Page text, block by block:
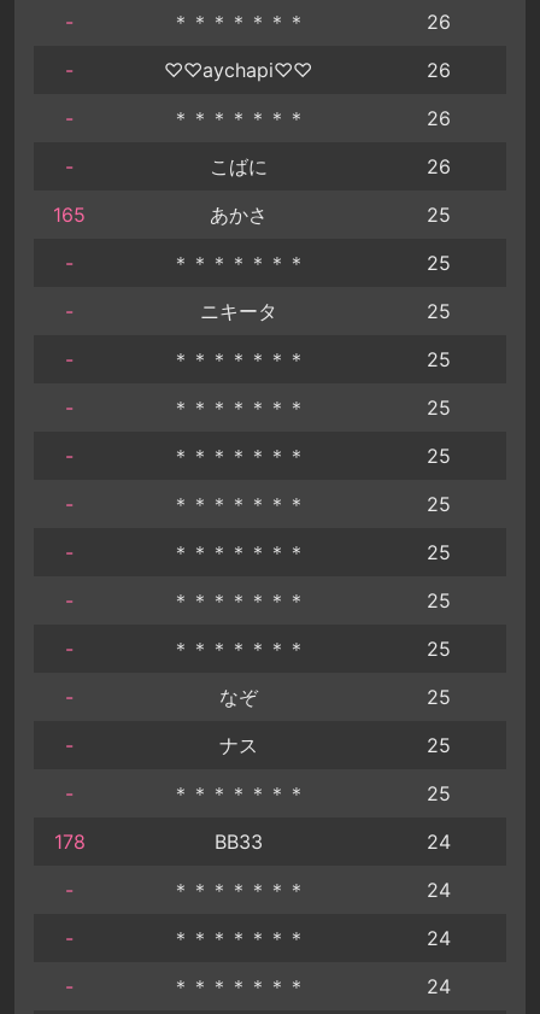
- ＊＊＊＊＊＊＊
26
-
♡♡aychapi♡♡
26
-
＊＊＊＊＊＊＊
26
-
こばに
26
165
あかさ
25
-
＊＊＊＊＊＊＊
25
-
ニキータ
25
-
＊＊＊＊＊＊＊
25
-
＊＊＊＊＊＊＊
25
-
＊＊＊＊＊＊＊
25
-
＊＊＊＊＊＊＊
25
-
＊＊＊＊＊＊＊
25
-
＊＊＊＊＊＊＊
25
-
＊＊＊＊＊＊＊
25
-
なぞ
25
-
ナス
25
-
＊＊＊＊＊＊＊
25
178
BB33
24
-
＊＊＊＊＊＊＊
24
-
＊＊＊＊＊＊＊
24
-
＊＊＊＊＊＊＊
24